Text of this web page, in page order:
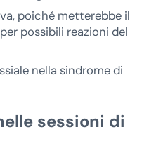
poiché metterebbe il
possibili reazioni del
nella sindrome di
sessioni di